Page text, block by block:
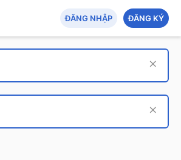
ĐĂNG NHẬP ĐĂNG KÝ